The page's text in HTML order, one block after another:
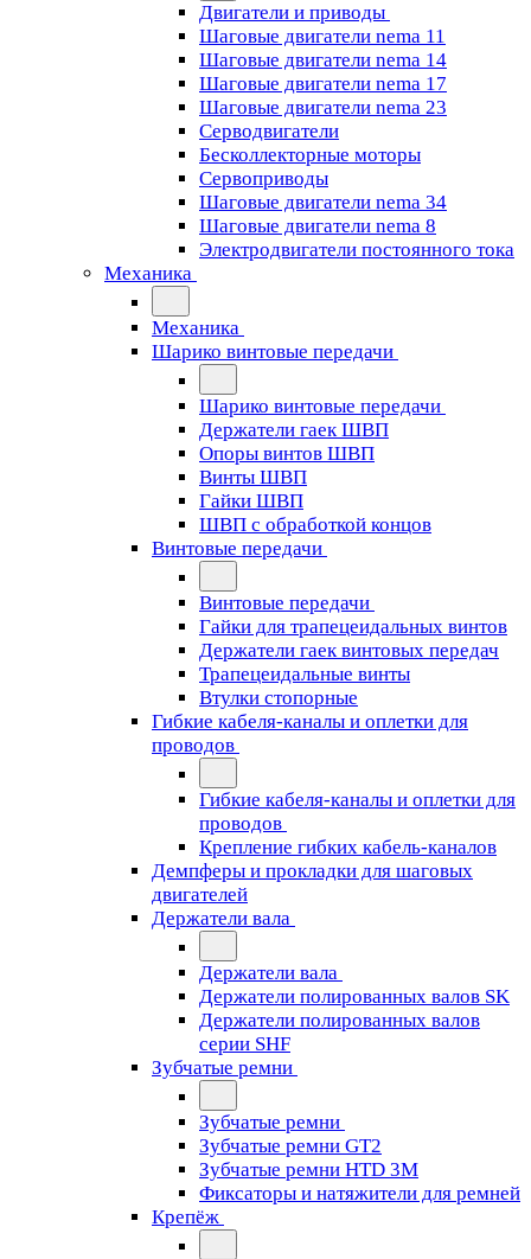
Двигатели и приводы
Шаговые двигатели nema 11
Шаговые двигатели nema 14
Шаговые двигатели nema 17
Шаговые двигатели nema 23
Cерводвигатели
Бесколлекторные моторы
Сервоприводы
Шаговые двигатели nema 34
Шаговые двигатели nema 8
Электродвигатели постоянного тока
Механика
Механика
Шарико винтовые передачи
Шарико винтовые передачи
Держатели гаек ШВП
Опоры винтов ШВП
Винты ШВП
Гайки ШВП
ШВП с обработкой концов
Винтовые передачи
Винтовые передачи
Гайки для трапецеидальных винтов
Держатели гаек винтовых передач
Трапецеидальные винты
Втулки стопорные
Гибкие кабеля-каналы и оплетки для
проводов
Гибкие кабеля-каналы и оплетки для
проводов
Крепление гибких кабель-каналов
Демпферы и прокладки для шаговых
двигателей
Держатели вала
Держатели вала
Держатели полированных валов SK
Держатели полированных валов
серии SHF
Зубчатые ремни
Зубчатые ремни
Зубчатые ремни GT2
Зубчатые ремни HTD 3M
Фиксаторы и натяжители для ремней
Крепёж